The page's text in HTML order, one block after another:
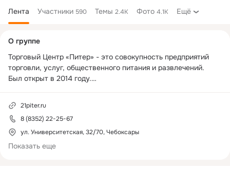
Лента Участники 590 Темы 2.4K Фото 4.1K Ещё
колонка
О группе
Торговый Центр «Питер» - это совокупность предприятий
торговли, услуг, общественного питания и развлечений.
Был открыт в 2014 году.
Мы работаем с 10:00 до 21:00 каждый день.
Магазин Spar работает с 06:00 до 01:00 каждый день.
Подпишись, чтобы не пропустить акции и конкурсы 😎
21piter.ru
8 (8352) 22-25-67
ул. Университетская, 32/70, Чебоксары
Показать еще